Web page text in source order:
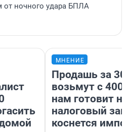
от ночного удара БПЛА
МНЕНИЕ
Продашь за
возьмут с
нам готовит
налоговый
коснется